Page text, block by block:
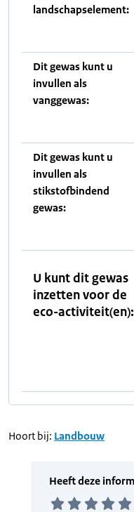
landschapselement:
Dit gewas kunt u
invullen als
vanggewas:
Dit gewas kunt u
invullen als
stikstofbindend
gewas:
U kunt dit gewas
inzetten voor de
eco-activiteit(en):
Hoort bij: Landbouw